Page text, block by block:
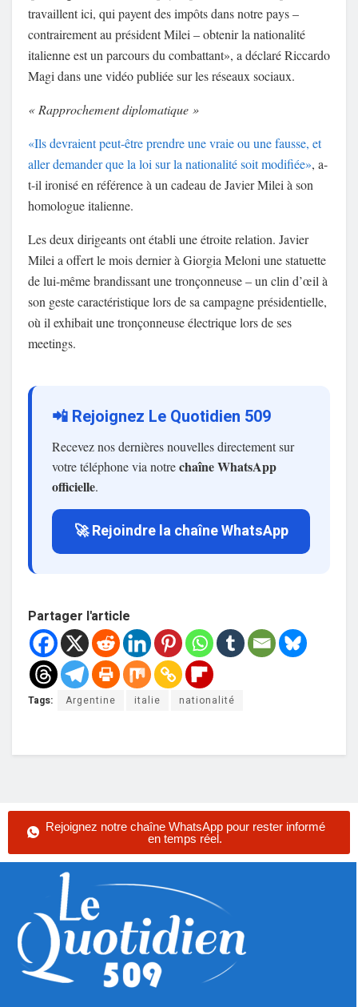
travaillent ici, qui payent des impôts dans notre pays –
contrairement au président Milei – obtenir la nationalité
italienne est un parcours du combattant», a déclaré Riccardo
Magi dans une vidéo publiée sur les réseaux sociaux.
« Rapprochement diplomatique »
«Ils devraient peut-être prendre une vraie ou une fausse, et
aller demander que la loi sur la nationalité soit modifiée», a-
t-il ironisé en référence à un cadeau de Javier Milei à son
homologue italienne.
Les deux dirigeants ont établi une étroite relation. Javier
Milei a offert le mois dernier à Giorgia Meloni une statuette
de lui-même brandissant une tronçonneuse – un clin d’œil à
son geste caractéristique lors de sa campagne présidentielle,
où il exhibait une tronçonneuse électrique lors de ses
meetings.
📲 Rejoignez Le Quotidien 509
Recevez nos dernières nouvelles directement sur
votre téléphone via notrechaîne WhatsApp
officielle.
🚀 Rejoindre la chaîne WhatsApp
Partager l'article
Tags: Argentine italie nationalité
Rejoignez notre chaîne WhatsApp pour rester informé
en temps réel.